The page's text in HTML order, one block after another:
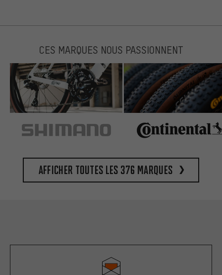
CES MARQUES NOUS PASSIONNENT
Afficher toutes les 376 marques